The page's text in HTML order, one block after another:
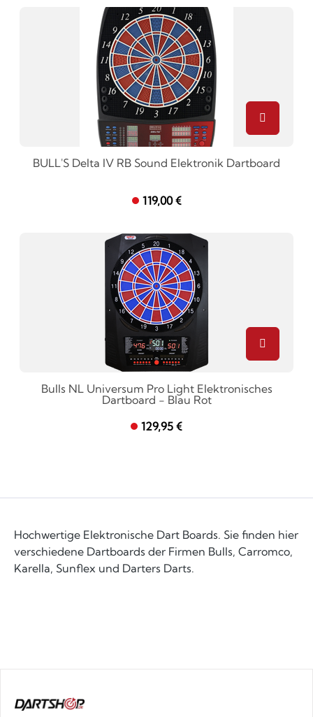
BULL'S Delta IV RB Sound Elektronik Dartboard
119,00 €
Bulls NL Universum Pro Light Elektronisches
Dartboard - Blau Rot
129,95 €
Hochwertige Elektronische Dart Boards. Sie finden hier
verschiedene Dartboards der Firmen Bulls, Carromco,
Karella, Sunflex und Darters Darts.